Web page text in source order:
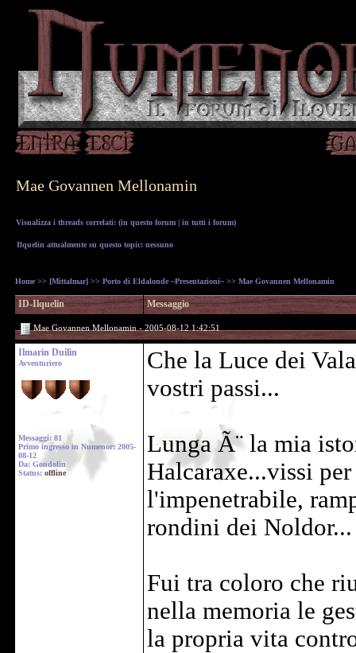
Mae Govannen Mellonamin
Visualizza i threads correlati: (in questo forum | in tutti i forum)
Ilquelin attualmente su questo topic: nessuno
Home >> [Mittalmar] >> Porto di Eldalonde ~Presentazioni~ >> Mae Govannen Mellonamin
ID-Ilquelin Messaggio
Mae Govannen Mellonamin - 2005-08-12 1:42:51
Ilmarin Duilin
Avventuriero
Messaggi: 81
Primo ingresso in Numenor: 2005-
08-12
Da: Gondolin
Status: offline
Che la Luce dei
vostri passi...
Lunga Ã¨ la mia
Halcaraxe...vissi
l'impenetrabile,
rondini dei Noldor...
Fui tra coloro che
nella memoria le
la propria vita